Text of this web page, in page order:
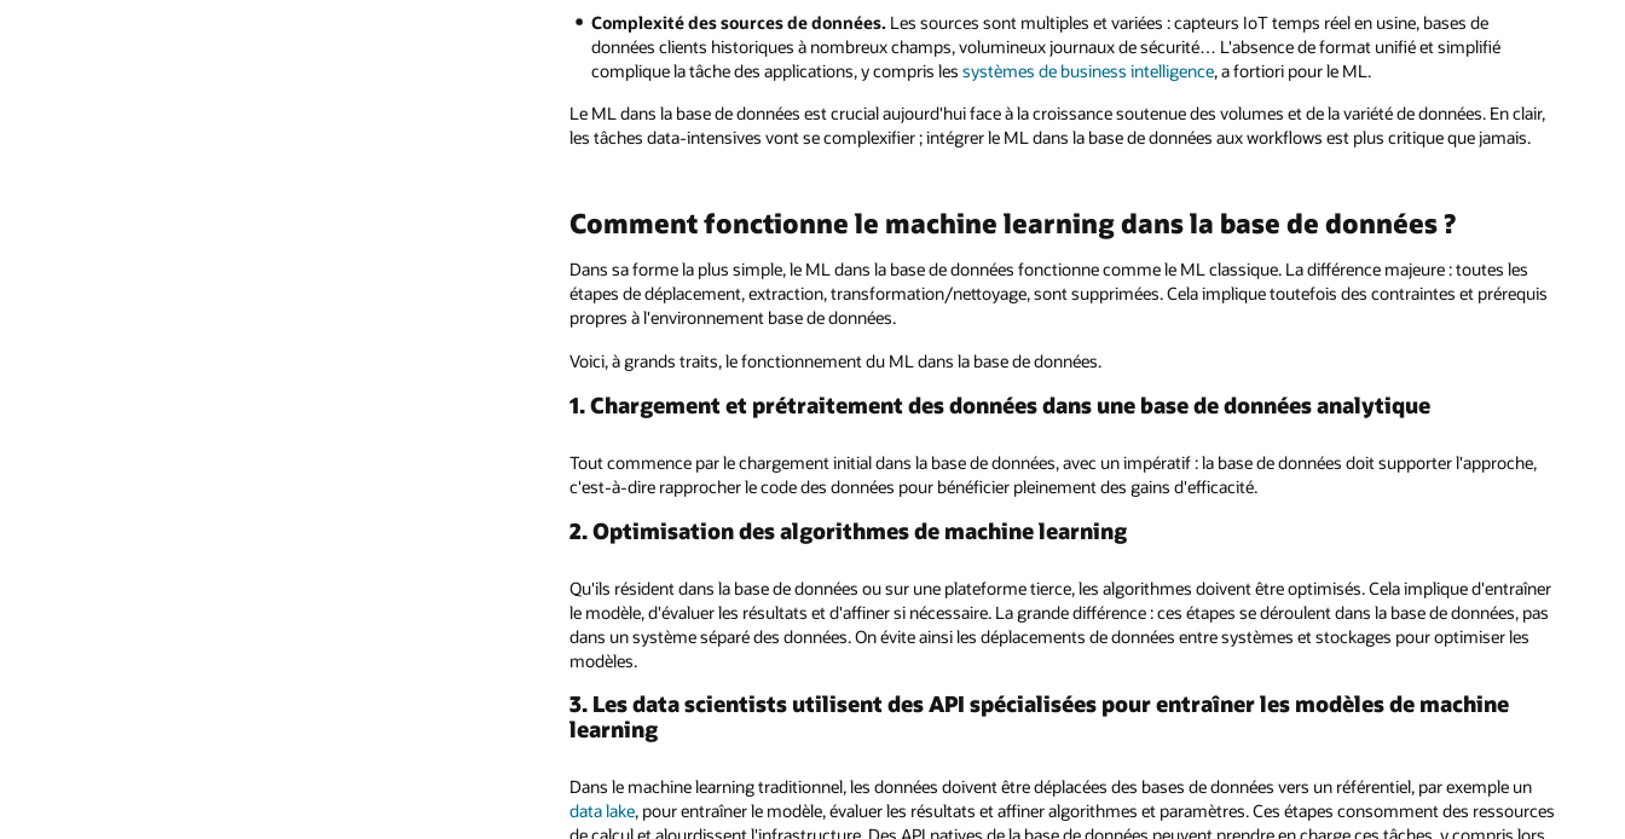
Complexité des sources de données. Les sources sont multiples et variées : capteurs IoT temps réel en usine, bases de
données clients historiques à nombreux champs, volumineux journaux de sécurité… L'absence de format unifié et simplifié
complique la tâche des applications, y compris lessystèmes de business intelligence, a fortiori pour le ML.
Le ML dans la base de données est crucial aujourd'hui face à la croissance soutenue des volumes et de la variété de données. En clair,
les tâches data‑intensives vont se complexifier ; intégrer le ML dans la base de données aux workflows est plus critique que jamais.
Comment fonctionne le machine learning dans la base de données ?
Dans sa forme la plus simple, le ML dans la base de données fonctionne comme le ML classique. La différence majeure : toutes les
étapes de déplacement, extraction, transformation/nettoyage, sont supprimées. Cela implique toutefois des contraintes et prérequis
propres à l'environnement base de données.
Voici, à grands traits, le fonctionnement du ML dans la base de données.
1. Chargement et prétraitement des données dans une base de données analytique
Tout commence par le chargement initial dans la base de données, avec un impératif : la base de données doit supporter l'approche,
c'est‑à‑dire rapprocher le code des données pour bénéficier pleinement des gains d'efficacité.
2. Optimisation des algorithmes de machine learning
Qu'ils résident dans la base de données ou sur une plateforme tierce, les algorithmes doivent être optimisés. Cela implique d'entraîner
le modèle, d'évaluer les résultats et d'affiner si nécessaire. La grande différence : ces étapes se déroulent dans la base de données, pas
dans un système séparé des données. On évite ainsi les déplacements de données entre systèmes et stockages pour optimiser les
modèles.
3. Les data scientists utilisent des API spécialisées pour entraîner les modèles de machine
learning
Dans le machine learning traditionnel, les données doivent être déplacées des bases de données vers un référentiel, par exemple un
data lake, pour entraîner le modèle, évaluer les résultats et affiner algorithmes et paramètres. Ces étapes consomment des ressources